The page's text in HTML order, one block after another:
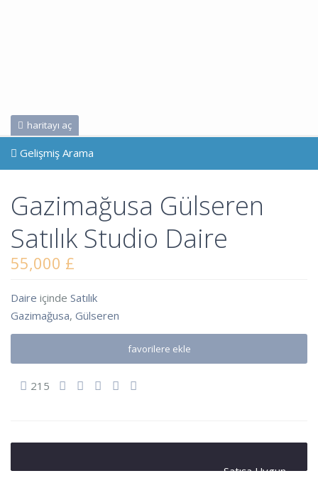
haritayı aç
Gelişmiş Arama
Gazimağusa Gülseren
Satılık Studio Daire
55,000 £
Daire içinde Satılık
Gazimağusa, Gülseren
favorilere ekle
215
Satışa Uygun